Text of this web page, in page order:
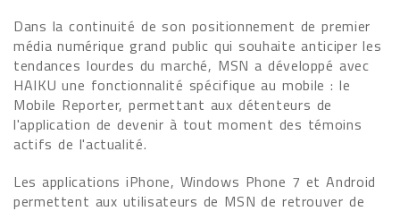
Dans la continuité de son positionnement de premier
média numérique grand public qui souhaite anticiper les
tendances lourdes du marché, MSN a développé avec
HAIKU une fonctionnalité spécifique au mobile : le
Mobile Reporter, permettant aux détenteurs de
l'application de devenir à tout moment des témoins
actifs de l'actualité.
Les applications iPhone, Windows Phone 7 et Android
permettent aux utilisateurs de MSN de retrouver de